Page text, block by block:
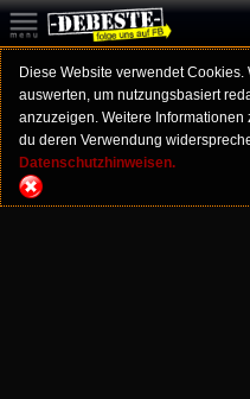
Diese Website verwendet
auswerten, um nutzungsbasiert
anzuzeigen. Weitere
du deren Verwendung
Datenschutzhinweisen.